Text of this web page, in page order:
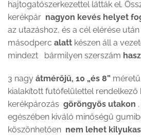
hajtogatószerkezettel látták el.
kerékpár nagyon kevés helyet
az utazáshoz, és a cél elérése
másodperc alatt készen áll a
mindezt bármilyen szerszám
3 nagy átmérőjű, 10 „és 8”
kialakított futófelülettel
kerékpározás göröngyös utakon
egészében kiváló minőségű
köszönhetően nem lehet